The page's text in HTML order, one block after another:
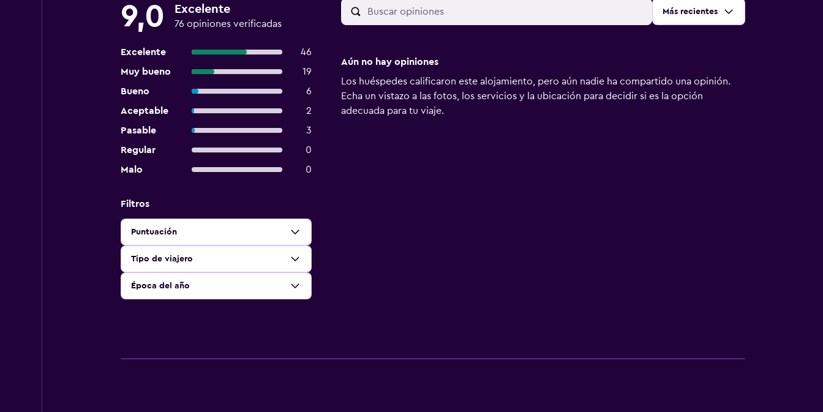
9,0 Excelente
76 opiniones verificadas
Excelente
46
Muy bueno
19
Bueno
6
Aceptable
2
Pasable
3
Regular
0
Malo
0
Ordenar por:
Más recientes
Filtros
Puntuación
Tipo de viajero
Época del año
Aún no hay opiniones
Los huéspedes calificaron este alojamiento, pero aún nadie ha compartido una opinión.
Echa un vistazo a las fotos, los servicios y la ubicación para decidir si es la opción
adecuada para tu viaje.